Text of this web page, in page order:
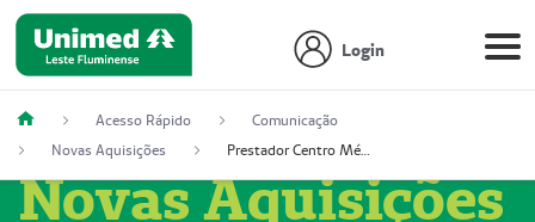
Login
Acesso Rápido
Comunicação
Novas Aquisições
Prestador Centro Médico Vitória Ltda, 51004350-4: Centro Médico Vitória Ltda (Nome Fantasia: Policlínica Master)
Novas Aquisições